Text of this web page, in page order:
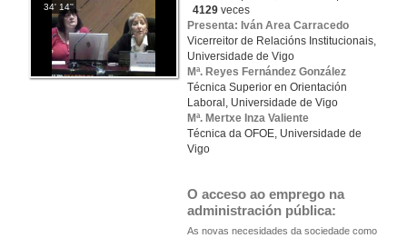
34' 14''
4129 veces
Presenta: Iván Area Carracedo
Vicerreitor de Relacións Institucionais,
Universidade de Vigo
Mª. Reyes Fernández González
Técnica Superior en Orientación
Laboral, Universidade de Vigo
Mª. Mertxe Inza Valiente
Técnica da OFOE, Universidade de
Vigo
O acceso ao emprego na
administración pública:
As novas necesidades da sociedade como